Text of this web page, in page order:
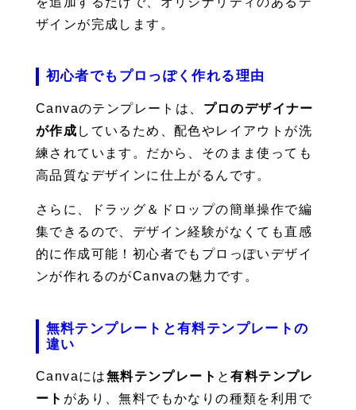
ザインが完成します。
初心者でもプロっぽく作れる理由
Canvaのテンプレートは、 プロのデザイナー
が作成 しているため、配色やレイアウトが洗
練されています。だから、そのまま使っても
高品質なデザインに仕上がるんです。
さらに、ドラッグ＆ドロップの簡単操作で編
集できるので、デザイン経験がなくても直感
的に作成可能！初心者でもプロっぽいデザイ
ンが作れるのがCanvaの魅力です。
無料テンプレートと有料テンプレートの
違い
Canvaには無料テンプレート と有料テンプレ
ート があり、無料でもかなりの種類を利用で